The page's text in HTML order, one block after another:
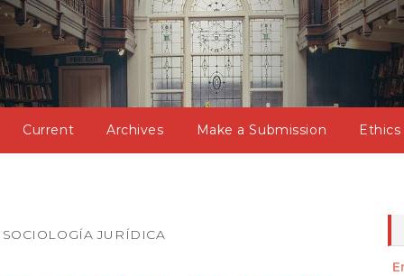
Current Archives Make a Submission
SOCIOLOGÍA JURÍDICA